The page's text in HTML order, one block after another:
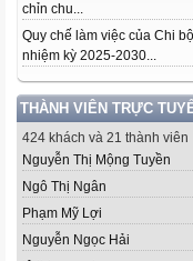
chỉn chu...
Quy chế làm việc của Chi bộ
nhiệm kỳ 2025-2030...
THÀNH VIÊN TRỰC
424 khách và 21 thành viên
Nguyễn Thị Mộng Tuyền
Ngô Thị Ngân
Phạm Mỹ Lợi
Nguyễn Ngọc Hải